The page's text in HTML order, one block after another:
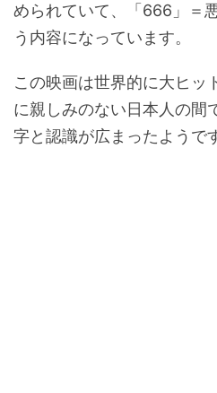
められていて、「666」＝
う内容になっています。
この映画は世界的に大ヒッ
に親しみのない日本人の間
字と認識が広まったようで